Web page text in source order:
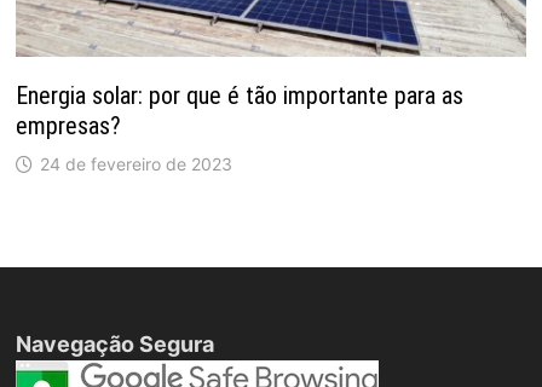
Energia solar: por que é tão importante para as
empresas?
24 de fevereiro de 2023
Navegação Segura